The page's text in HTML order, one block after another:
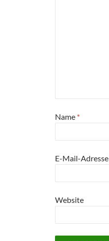
Name *
E-Mail-Adresse
Website